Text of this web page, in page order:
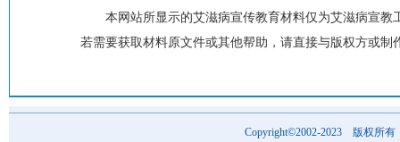
本网站所显示的艾滋病宣传教育材料仅为艾滋病宣
若需要获取材料原文件或其他帮助，请直接与版权方或制
Copyright©2002-2023 版权所有